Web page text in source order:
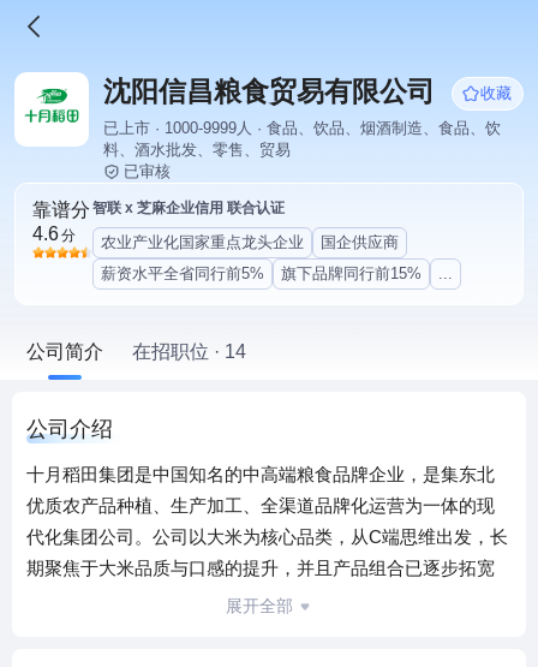
沈阳信昌粮食贸易有限公司
收藏
已上市 · 1000-9999人 · 食品、饮品、烟酒制造、食品、饮
料、酒水批发、零售、贸易
已审核
靠谱分
4.6分
智联 x 芝麻企业信用 联合认证
农业产业化国家重点龙头企业
国企供应商
薪资水平全省同行前5%
旗下品牌同行前15% ...
公司简介 在招职位 · 14
公司介绍
十月稻田集团是中国知名的中高端粮食品牌企业，是集东北
优质农产品种植、生产加工、全渠道品牌化运营为一体的现
代化集团公司。公司以大米为核心品类，从C端思维出发，长
期聚焦于大米品质与口感的提升，并且产品组合已逐步拓宽
至糙米等杂粮产品，以更好的适应中国消费者对于优质粮食
展开全部